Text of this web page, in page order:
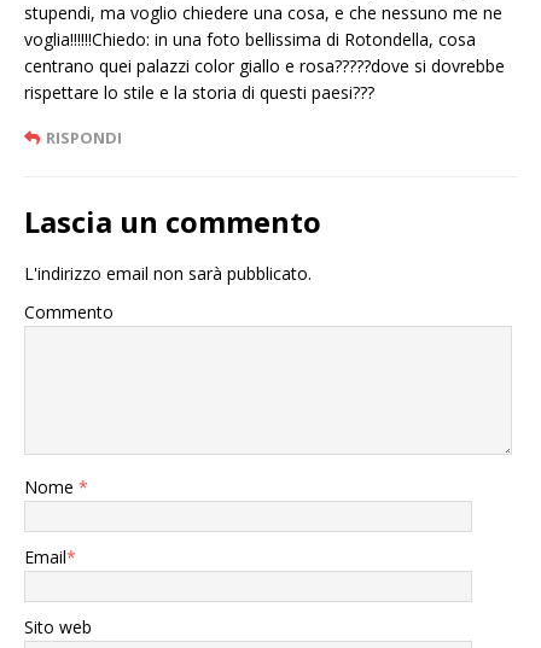
stupendi, ma voglio chiedere una cosa, e che nessuno me ne
voglia!!!!!!Chiedo: in una foto bellissima di Rotondella, cosa
centrano quei palazzi color giallo e rosa?????dove si dovrebbe
rispettare lo stile e la storia di questi paesi???
RISPONDI
Lascia un commento
L'indirizzo email non sarà pubblicato.
Commento
Nome *
Email*
Sito web